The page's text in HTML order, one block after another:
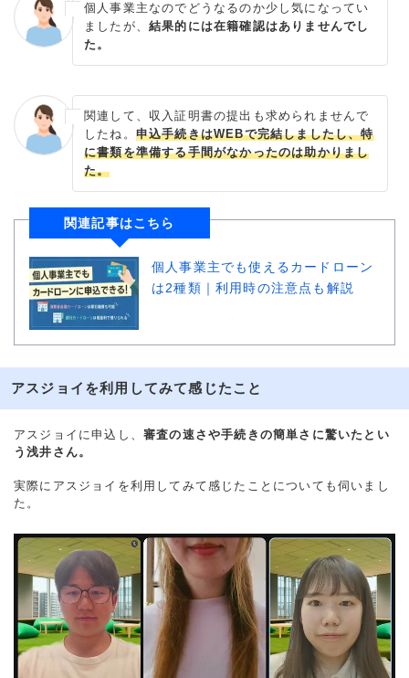
個人事業主なのでどうなるのか少し気になってい
ましたが、 結果的には在籍確認はありませんでし
た。
関連して、収入証明書の提出も求められませんで
したね。 申込手続きはWEBで完結しましたし、特
に書類を準備する手間がなかったのは助かりまし
た。
関連記事はこちら
個人事業主でも使えるカードローン
は2種類｜利用時の注意点も解説
アスジョイを利用してみて感じたこと
アスジョイに申込し、 審査の速さや手続きの簡単さに驚いたとい
う浅井さん。
実際にアスジョイを利用してみて感じたことについても伺いまし
た。